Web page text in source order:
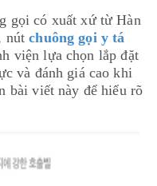
gọi có xuất xứ từ Hàn
nút chuông gọi y tá
viện lựa chọn lắp đặt
và đánh giá cao khi
bài viết này để hiểu rõ